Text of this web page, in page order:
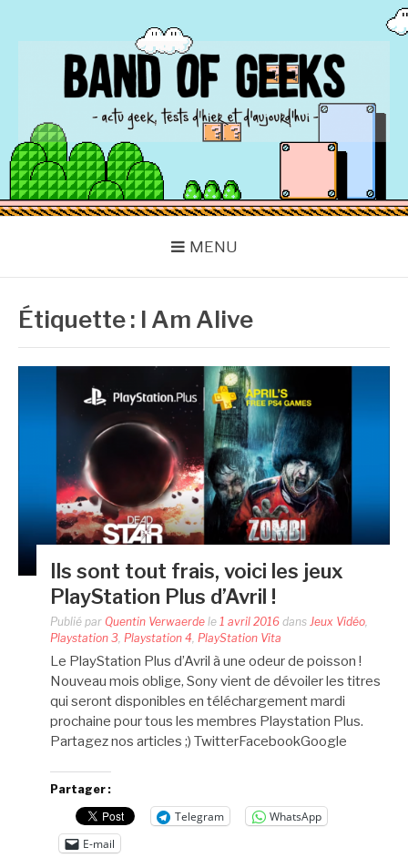
BAND OF GEEKS
Actu Geek d'hier et d'aujourd'hui
MENU
Étiquette : I Am Alive
Ils sont tout frais, voici les jeux
PlayStation Plus d’Avril !
Publié par Quentin Verwaerde le 1 avril 2016 dans Jeux Vidéo
Playstation 3 Playstation 4 PlayStation Vita
Le PlayStation Plus d’Avril à une odeur de poisson !
Nouveau mois oblige, Sony vient de dévoiler les titres
qui seront disponibles en téléchargement mardi
prochaine pour tous les membres Playstation Plus.
Partagez nos articles ;) TwitterFacebookGoogle
Partager :
Telegram
WhatsApp
E-mail